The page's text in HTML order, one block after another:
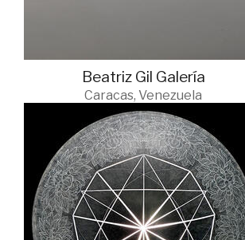
Beatriz Gil Galería
Caracas, Venezuela